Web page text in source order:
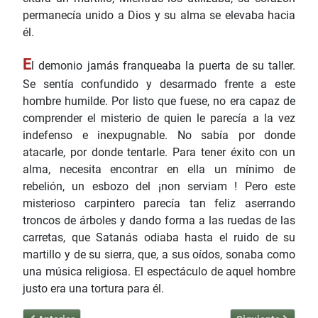
permanecía unido a Dios y su alma se elevaba hacia
él.
El demonio jamás franqueaba la puerta de su taller.
Se sentía confundido y desarmado frente a este
hombre humilde. Por listo que fuese, no era capaz de
comprender el misterio de quien le parecía a la vez
indefenso e inexpugnable. No sabía por donde
atacarle, por donde tentarle. Para tener éxito con un
alma, necesita encontrar en ella un mínimo de
rebelión, un esbozo del ¡non serviam ! Pero este
misterioso carpintero parecía tan feliz aserrando
troncos de árboles y dando forma a las ruedas de las
carretas, que Satanás odiaba hasta el ruido de su
martillo y de su sierra, que, a sus oídos, sonaba como
una música religiosa. El espectáculo de aquel hombre
justo era una tortura para él.